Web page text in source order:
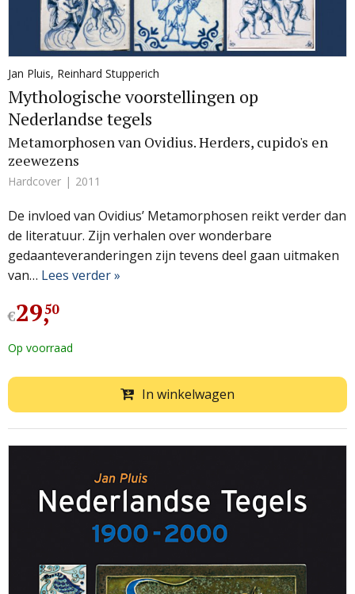
Jan Pluis, Reinhard Stupperich
Mythologische voorstellingen op
Nederlandse tegels
Metamorphosen van Ovidius. Herders, cupido's en
zeewezens
Hardcover 2011
De invloed van Ovidius’ Metamorphosen reikt verder dan
de literatuur. Zijn verhalen over wonderbare
gedaanteveranderingen zijn tevens deel gaan uitmaken
van… Lees verder »
€29,
50
Op voorraad
In winkelwagen